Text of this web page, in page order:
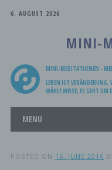
6. AUGUST 2026
MINI-
MINI-MEDITATIONEN -
LEBEN IST
WÄHLE WEISE, ES GEHT
Main menu
MENU
POSTED ON 16. JUNE 2016